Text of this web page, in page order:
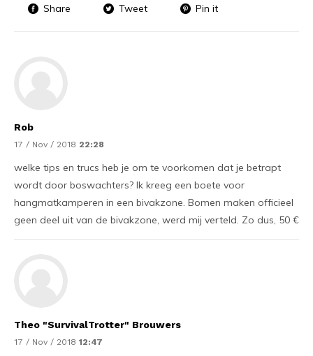
Share Tweet Pin it
Rob
17 / Nov / 2018 22:28
welke tips en trucs heb je om te voorkomen dat je betrapt
wordt door boswachters? Ik kreeg een boete voor
hangmatkamperen in een bivakzone. Bomen maken officieel
geen deel uit van de bivakzone, werd mij verteld. Zo dus, 50 €
Theo "SurvivalTrotter" Brouwers
17 / Nov / 2018 12:47